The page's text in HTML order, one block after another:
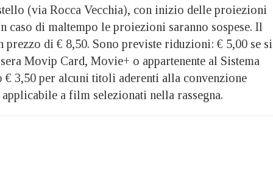
(via Rocca Vecchia), con inizio delle proiezioni
caso di maltempo le proiezioni saranno sospese. Il
prezzo di € 8,50. Sono previste riduzioni: € 5,00 se
Movip Card, Movie+ o appartenente al Sistema
3,50 per alcuni titoli aderenti alla convenzione
a film selezionati nella rassegna.